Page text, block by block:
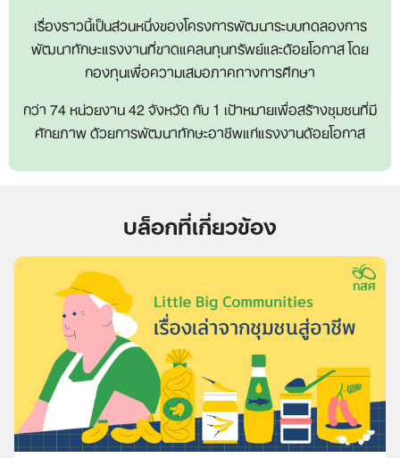
เรื่องราวนี้เป็นส่วนหนึ่งของโครงการพัฒนาระบบทดลองการ
พัฒนาทักษะแรงงานที่ขาดแคลนทุนทรัพย์และด้อยโอกาส โดย
กองทุนเพื่อความเสมอภาคทางการศึกษา
กว่า 74 หน่วยงาน 42 จังหวัด กับ 1 เป้าหมายเพื่อสร้างชุมชนที่มี
ศักยภาพ ด้วยการพัฒนาทักษะอาชีพแก่แรงงานด้อยโอกาส
บล็อกที่เกี่ยวข้อง